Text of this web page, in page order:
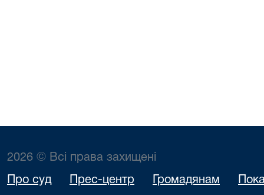
2026 © Всі права захищені
Про суд Прес-центр Громадянам